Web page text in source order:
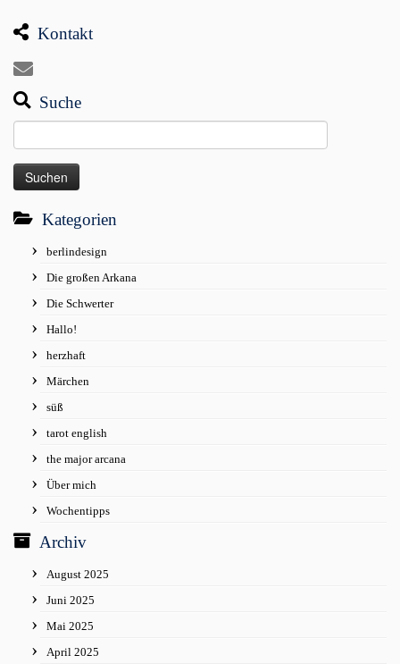
Kontakt
Suche
nach:
Kategorien
berlindesign
Die großen Arkana
Die Schwerter
Hallo!
herzhaft
Märchen
süß
tarot english
the major arcana
Über mich
Wochentipps
Archiv
August 2025
Juni 2025
Mai 2025
April 2025